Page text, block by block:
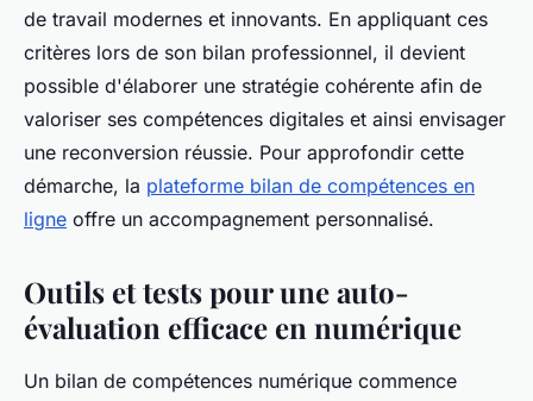
de travail modernes et innovants. En appliquant ces
critères lors de son bilan professionnel, il devient
possible d'élaborer une stratégie cohérente afin de
valoriser ses compétences digitales et ainsi envisager
une reconversion réussie. Pour approfondir cette
démarche, la plateforme bilan de compétences en
ligne offre un accompagnement personnalisé.
Outils et tests pour une auto-
évaluation efficace en numérique
Un bilan de compétences numérique commence